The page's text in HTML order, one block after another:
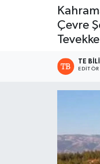
Çevre
TE
EDITÖR
Son Dakika